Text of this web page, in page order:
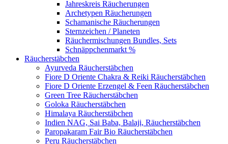
Jahreskreis Räucherungen
Archetypen Räucherungen
Schamanische Räucherungen
Sternzeichen / Planeten
Räuchermischungen Bundles, Sets
Schnäppchenmarkt %
Räucherstäbchen
Ayurveda Räucherstäbchen
Fiore D Oriente Chakra & Reiki Räucherstäbchen
Fiore D Oriente Erzengel & Feen Räucherstäbchen
Green Tree Räucherstäbchen
Goloka Räucherstäbchen
Himalaya Räucherstäbchen
Indien NAG, Sai Baba, Balaji, Räucherstäbchen
Paropakaram Fair Bio Räucherstäbchen
Peru Räucherstäbchen